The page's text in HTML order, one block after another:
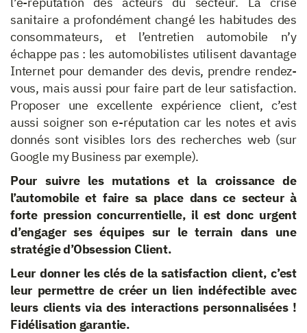
sanitaire a profondément changé les habitudes des
consommateurs, et l’entretien automobile n’y
échappe pas : les automobilistes utilisent davantage
Internet pour demander des devis, prendre rendez-
vous, mais aussi pour faire part de leur satisfaction.
Proposer une excellente expérience client, c’est
aussi soigner son e-réputation car les notes et avis
donnés sont visibles lors des recherches web (sur
Google my Business par exemple).
Pour suivre les mutations et la croissance de
l’automobile et faire sa place dans ce secteur à
forte pression concurrentielle, il est donc urgent
d’engager ses équipes sur le terrain dans une
stratégie d’Obsession Client.
Leur donner les clés de la satisfaction client, c’est
leur permettre de créer un lien indéfectible avec
leurs clients via des interactions personnalisées !
Fidélisation garantie.